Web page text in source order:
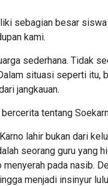
sebagian besar
kami.
sederhana. Tidak
situasi seperti itu,
jangkauan.
tentang
lahir bukan dari
seorang guru yang
pada nasib.
menjadi insinyur